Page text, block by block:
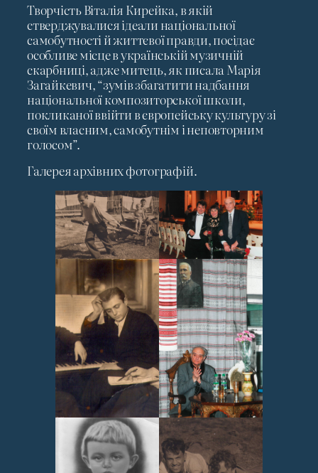
Творчість Віталія Кирейка, в якій
стверджувалися ідеали національної
самобутності й життєвої правди, посідає
особливе місце в українській музичній
скарбниці, адже митець, як писала Марія
Загайкевич, “зумів збагатити надбання
національної композиторської школи,
покликаної ввійти в європейську культуру зі
своїм власним, самобутнім і неповторним
голосом”.
Галерея архівних фотографій.